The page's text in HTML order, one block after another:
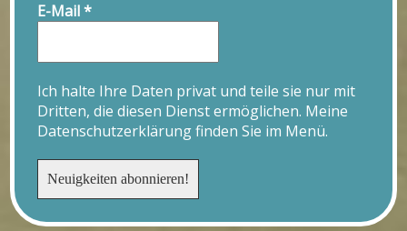
E-Mail*
Ich halte Ihre Daten privat und teile sie nur mit
Dritten, die diesen Dienst ermöglichen. Meine
Datenschutzerklärung finden Sie im Menü.